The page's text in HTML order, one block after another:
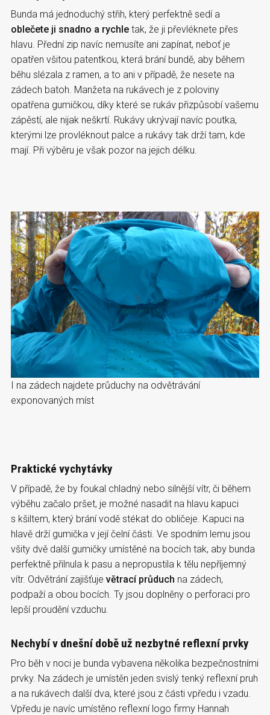
Bunda má jednoduchý střih, který perfektně sedí a
oblečete ji snadno a rychle tak, že ji převléknete přes
hlavu. Přední zip navíc nemusíte ani zapínat, neboť je
opatřen všitou patentkou, která brání bundě, aby během
běhu slézala z ramen, a to ani v případě, že nesete na
zádech batoh. Manžeta na rukávech je z poloviny
opatřena gumičkou, díky které se rukáv přizpůsobí vašemu
zápěstí, ale nijak neškrtí. Rukávy ukrývají navíc poutka,
kterými lze provléknout palce a rukávy tak drží tam, kde
mají. Při výběru je však pozor na jejich délku.
I na zádech najdete průduchy na odvětrávání
exponovaných míst
Praktické vychytávky
V případě, že by foukal chladný nebo silnější vítr, či během
výběhu začalo pršet, je možné nasadit na hlavu kapuci
s kšiltem, který brání vodě stékat do obličeje. Kapuci na
hlavě drží gumička v její čelní části. Ve spodním lemu jsou
všity dvě další gumičky umístěné na bocích tak, aby bunda
perfektně přilnula k pasu a nepropustila k tělu nepříjemný
vítr. Odvětrání zajišťuje větrací průduch na zádech,
podpaží a obou bocích. Ty jsou doplněny o perforaci pro
lepší proudění vzduchu.
Nechybí v dnešní době už nezbytné reflexní prvky
Pro běh v noci je bunda vybavena několika bezpečnostními
prvky. Na zádech je umístěn jeden svislý tenký reflexní pruh
a na rukávech další dva, které jsou z části vpředu i vzadu.
Vpředu je navíc umístěno reflexní logo firmy Hannah